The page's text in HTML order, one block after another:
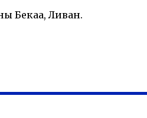
Бекаа, Ливан.